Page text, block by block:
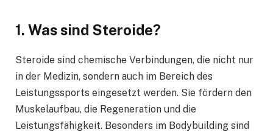
1. Was sind Steroide?
Steroide sind chemische Verbindungen, die nicht nur
in der Medizin, sondern auch im Bereich des
Leistungssports eingesetzt werden. Sie fördern den
Muskelaufbau, die Regeneration und die
Leistungsfähigkeit. Besonders im Bodybuilding sind